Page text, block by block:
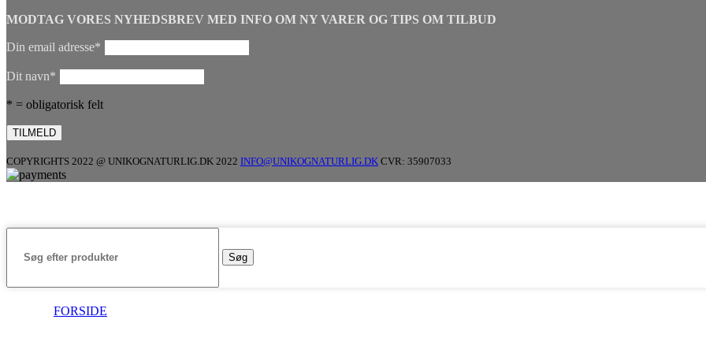
MODTAG VORES NYHEDSBREV MED INFO OM NY VARER OG TIPS OM TILBUD
Din email adresse*
Dit navn*
* = obligatorisk felt
COPYRIGHTS 2022 @ UNIKOGNATURLIG.DK 2022 INFO@UNIKOGNATURLIG.DK CVR: 35907033
Søg
FORSIDE